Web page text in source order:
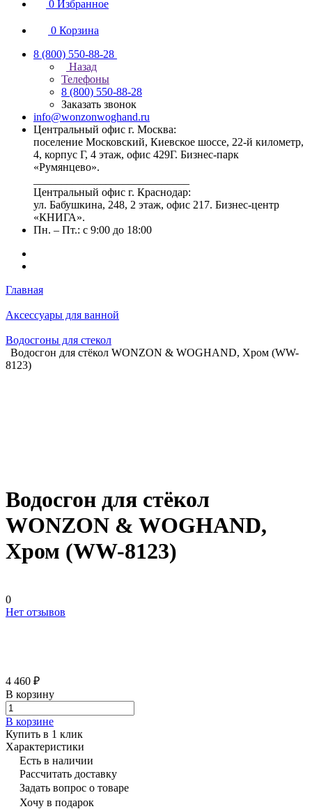
0 Избранное
0 Корзина
8 (800) 550-88-28
Назад
Телефоны
8 (800) 550-88-28
Заказать звонок
info@wonzonwoghand.ru
Центральный офис г. Москва:
поселение Московский, Киевское шоссе, 22-й километр,
4, корпус Г, 4 этаж, офис 429Г. Бизнес-парк
«Румянцево».
Центральный офис г. Краснодар:
ул. Бабушкина, 248, 2 этаж, офис 217. Бизнес-центр
«КНИГА».
Пн. – Пт.: с 9:00 до 18:00
Главная
Аксессуары для ванной
Водосгоны для стекол
Водосгон для стёкол WONZON & WOGHAND, Хром (WW-
8123)
Водосгон для стёкол
WONZON & WOGHAND,
Хром (WW-8123)
0
Нет отзывов
4 460 ₽
В корзину
В корзине
Купить в 1 клик
Характеристики
Есть в наличии
Рассчитать доставку
Задать вопрос о товаре
Хочу в подарок